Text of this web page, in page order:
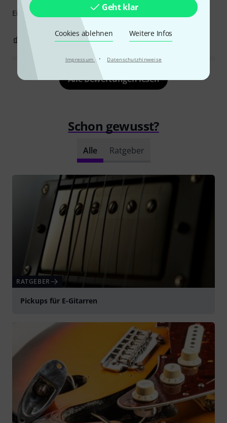
Geht klar
Cookies ablehnen Weitere Infos
Impressum · Datenschutzhinweise
Einadrig, offener, differenzierter Klang und Ansprache
0 BEWERTUNG MELDEN
Alle Bewertungen lesen
Schon gewusst?
Alle Ratgeber
RATGEBER
Pickups für E-Gitarren